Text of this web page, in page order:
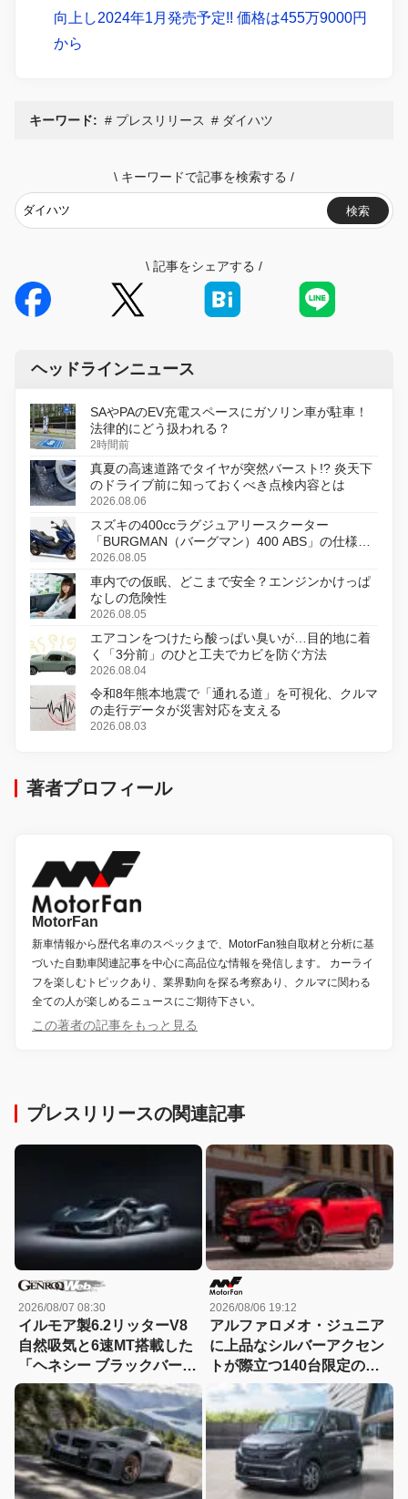
向上し2024年1月発売予定!! 価格は455万9000円
から
キーワード: プレスリリース ダイハツ
\ キーワードで記事を検索する /
検索
\ 記事をシェアする /
ヘッドラインニュース
SAやPAのEV充電スペースにガソリン車が駐車！
法律的にどう扱われる？
2時間前
真夏の高速道路でタイヤが突然バースト!? 炎天下
のドライブ前に知っておくべき点検内容とは
2026.08.06
スズキの400ccラグジュアリースクーター
「BURGMAN（バーグマン）400 ABS」の仕様を
変更し、8月18日に発売
2026.08.05
車内での仮眠、どこまで安全？エンジンかけっぱ
なしの危険性
2026.08.05
エアコンをつけたら酸っぱい臭いが…目的地に着
く「3分前」のひと工夫でカビを防ぐ方法
2026.08.04
令和8年熊本地震で「通れる道」を可視化、クルマ
の走行データが災害対応を支える
2026.08.03
著者プロフィール
MotorFan
新車情報から歴代名車のスペックまで、MotorFan独自取材と分析に基
づいた自動車関連記事を中心に高品位な情報を発信します。 カーライ
フを楽しむトピックあり、業界動向を探る考察あり、クルマに関わる
全ての人が楽しめるニュースにご期待下さい。
この著者の記事をもっと見る
プレスリリースの関連記事
2026/08/07 08:30
イルモア製6.2リッターV8
自然吸気と6速MT搭載した
「ヘネシー ブラックバー
ド」がデビュー【動画】
2026/08/06 19:12
アルファロメオ・ジュニア
に上品なシルバーアクセン
トが際立つ140台限定の
「スポルト スペチアーレ」
が登場！